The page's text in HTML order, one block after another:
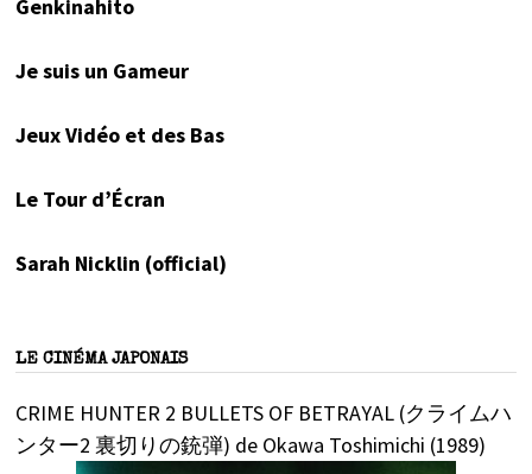
Genkinahito
Je suis un Gameur
Jeux Vidéo et des Bas
Le Tour d’Écran
Sarah Nicklin (official)
LE CINÉMA JAPONAIS
CRIME HUNTER 2 BULLETS OF BETRAYAL (クライムハ
ンター2 裏切りの銃弾) de Okawa Toshimichi (1989)